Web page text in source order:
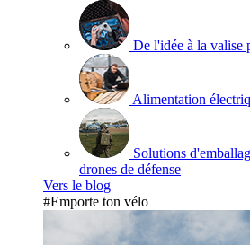
De l'idée à la valise
Alimentation
Solutions
drones de défense
Vers le blog
#Emporte ton vélo